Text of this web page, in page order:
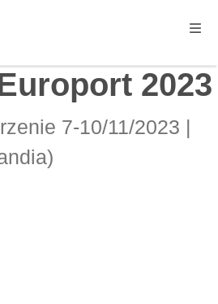
2023
7-10/11/2023 |